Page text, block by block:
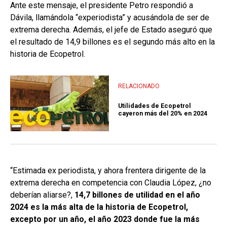
Ante este mensaje, el presidente Petro respondió a
Dávila, llamándola “experiodista” y acusándola de ser de
extrema derecha. Además, el jefe de Estado aseguró que
el resultado de 14,9 billones es el segundo más alto en la
historia de Ecopetrol.
RELACIONADO
Utilidades de Ecopetrol
cayeron más del 20% en 2024
“Estimada ex periodista, y ahora frentera dirigente de la
extrema derecha en competencia con Claudia López, ¿no
deberían aliarse?, 14,7 billones de utilidad en el año
2024 es la más alta de la historia de Ecopetrol,
excepto por un año, el año 2023 donde fue la más